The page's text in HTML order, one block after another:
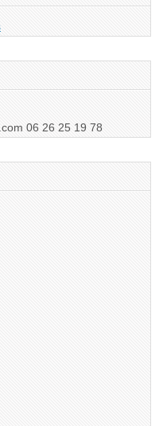
06 26 25 19 78